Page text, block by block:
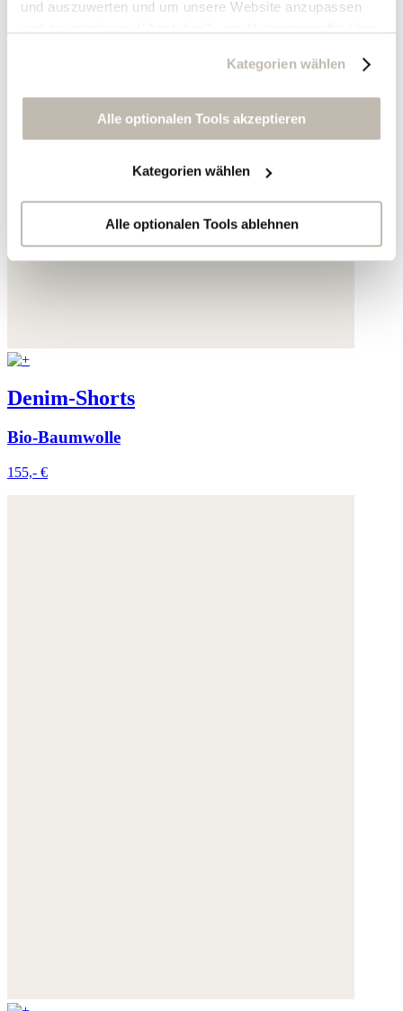
und auszuwerten und um unsere Website anzupassen
zu erstellen, um personalisierte Werbung auszuliefern,
Sie erneut mit Werbung anzusprechen sowie um unsere
Werbekampagnen auszuwerten ("Marketing").
Ihre Daten werden mit Dienstanbietern geteilt, die wir in
der Datenschutzerklärung genauer auflisten oder wenn
Sie auf "Kategorien wählen" klicken.
Indem Sie auf "Alle optionalen Tools akzeptieren" klicken,
Sie können Ihre Einwilligung jederzeit anpassen oder für
AGB
Kategorien wählen
Alle optionalen Tools akzeptieren
Kategorien wählen
Alle optionalen Tools ablehnen
Denim-Shorts
Bio-Baumwolle
155,- €